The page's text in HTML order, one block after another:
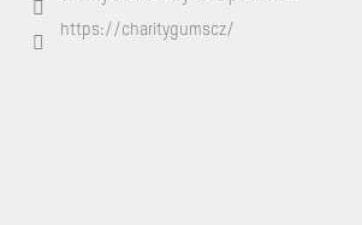
https://charitygumscz/